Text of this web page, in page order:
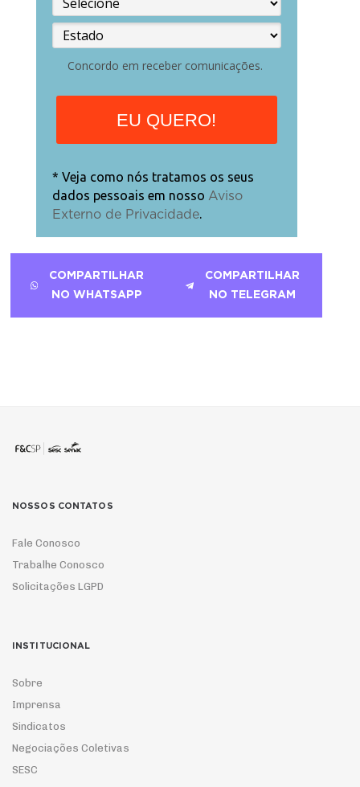
Concordo em receber comunicações.
EU QUERO!
* Veja como nós tratamos os seus
dados pessoais em nosso Aviso
Externo de Privacidade.
COMPARTILHAR
NO WHATSAPP
COMPARTILHAR
NO TELEGRAM
NOSSOS CONTATOS
Fale Conosco
Trabalhe Conosco
Solicitações LGPD
INSTITUCIONAL
Sobre
Imprensa
Sindicatos
Negociações Coletivas
SESC